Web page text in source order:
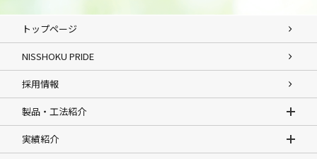
トップページ
NISSHOKU PRIDE
採用情報
製品・工法紹介
実績紹介